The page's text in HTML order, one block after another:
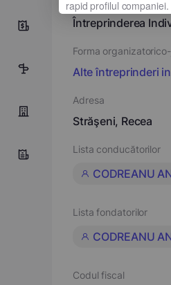
0
4
Întreprinderea
Forma
Alte întreprinderi
Adresa
Străşeni, Recea
Lista conducătorilor
CODREANU
Lista fondatorilor
CODREANU
Codul fiscal